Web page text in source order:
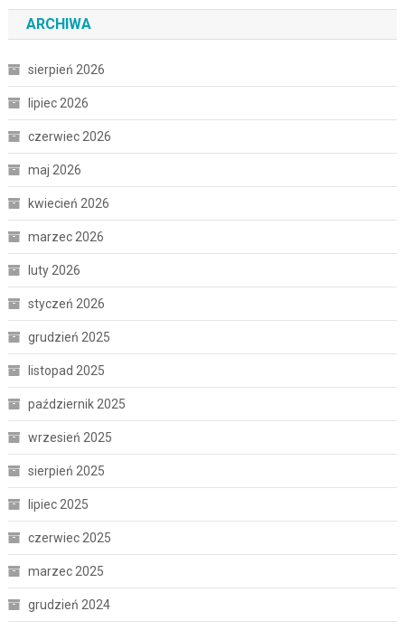
ARCHIWA
sierpień 2026
lipiec 2026
czerwiec 2026
maj 2026
kwiecień 2026
marzec 2026
luty 2026
styczeń 2026
grudzień 2025
listopad 2025
październik 2025
wrzesień 2025
sierpień 2025
lipiec 2025
czerwiec 2025
marzec 2025
grudzień 2024